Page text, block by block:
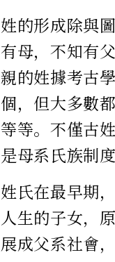
姓的形成除與
有母，不知有
親的姓據考古
個，但大多數
等等。不僅古
是母系氏族制
姓氏在最早期
人生的子女，
展成父系社會